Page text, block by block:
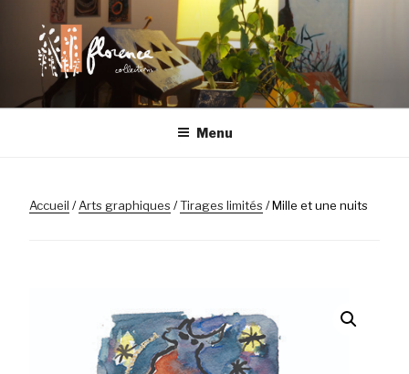
contenu
principal
FLORENCE
LILLE
Chaque objet a son histoire
Menu
Accueil /Arts graphiques /Tirages limités / Mille et une nuits